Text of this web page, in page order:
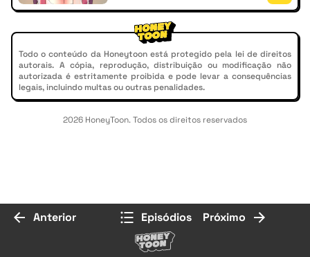
Todo o conteúdo da Honeytoon está protegido pela lei de direitos
autorais. A cópia, reprodução, distribuição ou modificação não
autorizada é estritamente proibida e pode levar a consequências
legais, incluindo multas ou outras penalidades.
2026 HoneyToon. Todos os direitos reservados
Anterior Episódios Próximo